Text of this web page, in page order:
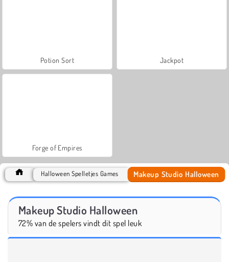
Potion Sort Jackpot
Forge of Empires
Halloween Spelletjes Games Makeup Studio Halloween
Makeup Studio Halloween
72% van de spelers vindt dit spel leuk